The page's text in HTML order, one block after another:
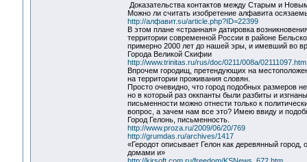
Доказательства контактов между Старым и
Можно ли считать изобретение алфавита
http://алфавит.su/article.php?ID=22399
В этом плане «странная» датировка
территории современной России в районе
примерно 2000 лет до нашей эры, и имевший во
Города Великой Скифии
http://www.trinitas.ru/rus/doc/0211/008a/02111097.htm
Впрочем городищ, претендующих на
на территории проживания словян.
Просто очевидно, что город подобных размеров
но в который раз оккпанты были разбиты и
письменности можно отнести только к
вопрос, а зачем нам все это? Имею ввиду и
Город Гелонь, письменность.
http://www.proza.ru/2009/06/20/769
http://grumdas.ru/archives/1417
«Геродот описывает Гелон как деревянный
домами и»